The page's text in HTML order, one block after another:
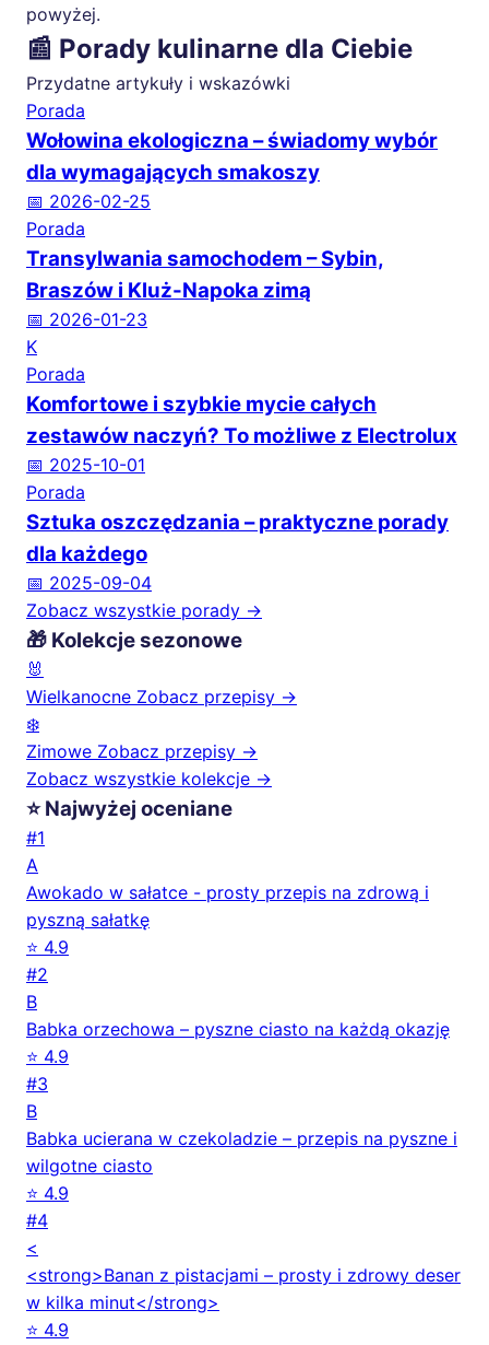
powyżej.
📰 Porady kulinarne dla Ciebie
Przydatne artykuły i wskazówki
Porada
Wołowina ekologiczna – świadomy wybór
dla wymagających smakoszy
📅 2026-02-25
Porada
Transylwania samochodem – Sybin,
Braszów i Kluż-Napoka zimą
📅 2026-01-23
K
Porada
Komfortowe i szybkie mycie całych
zestawów naczyń? To możliwe z Electrolux
📅 2025-10-01
Porada
Sztuka oszczędzania – praktyczne porady
dla każdego
📅 2025-09-04
Zobacz wszystkie porady →
🎁 Kolekcje sezonowe
🐰
Wielkanocne Zobacz przepisy →
❄️
Zimowe Zobacz przepisy →
Zobacz wszystkie kolekcje →
⭐ Najwyżej oceniane
#1
A
Awokado w sałatce - prosty przepis na zdrową i
pyszną sałatkę
⭐ 4.9
#2
B
Babka orzechowa – pyszne ciasto na każdą okazję
⭐ 4.9
#3
B
Babka ucierana w czekoladzie – przepis na pyszne i
wilgotne ciasto
⭐ 4.9
#4
<
<strong>Banan z pistacjami – prosty i zdrowy deser
w kilka minut</strong>
⭐ 4.9